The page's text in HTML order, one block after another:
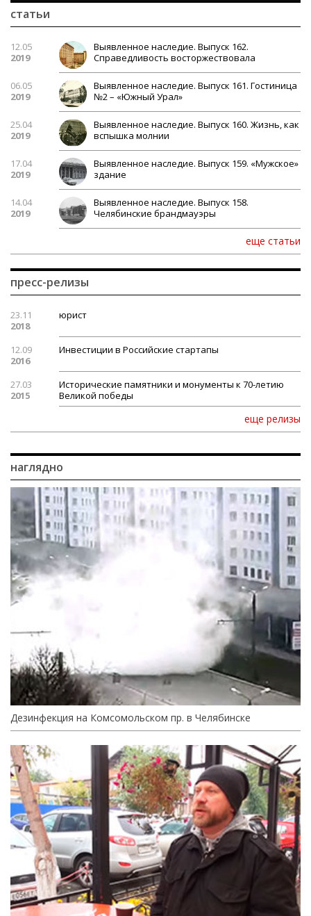
статьи
12.05
2019
Выявленное наследие. Выпуск 162.
Справедливость восторжествовала
06.05
2019
Выявленное наследие. Выпуск 161. Гостиница
№2 – «Южный Урал»
25.04
2019
Выявленное наследие. Выпуск 160. Жизнь, как
вспышка молнии
17.04
2019
Выявленное наследие. Выпуск 159. «Мужское»
здание
14.04
2019
Выявленное наследие. Выпуск 158.
Челябинские брандмауэры
еще статьи
пресс-релизы
23.11
2018
юрист
12.09
2016
Инвестиции в Российские стартапы
27.03
2015
Исторические памятники и монументы к 70-летию
Великой победы
еще релизы
наглядно
Дезинфекция на Комсомольском пр. в Челябинске